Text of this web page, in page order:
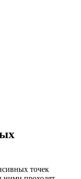
точек